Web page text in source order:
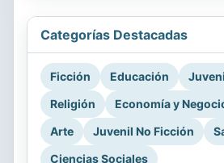
Categorías Destacadas
Ficción Educación
Religión
Economía y
Arte
Juvenil No Ficción
Ciencias Sociales